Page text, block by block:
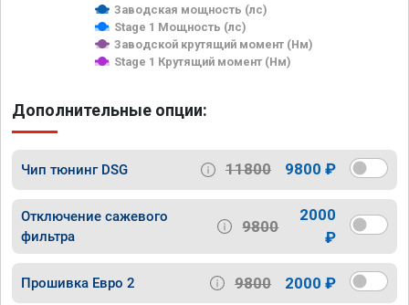
Заводская мощность (лс)
Stage 1 Мощность (лс)
Заводской крутящий момент (Нм)
Stage 1 Крутящий момент (Нм)
Дополнительные опции:
Чип тюнинг DSG 11800 9800 ₽
Отключение сажевого
фильтра
9800
2000
₽
Прошивка Евро 2 9800 2000 ₽